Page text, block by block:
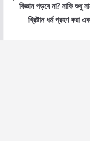
বিজ্ঞান পড়বে না? নাকি শুধু
খ্রিষ্টান ধর্ম গ্রহণ করা